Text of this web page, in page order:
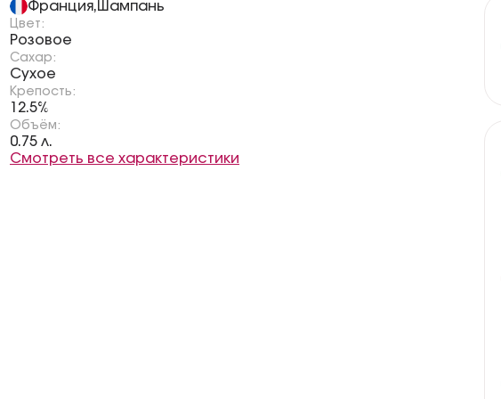
Франция,Шампань
Цвет:
Розовое
Сахар:
Сухое
Крепость:
12.5%
Объём:
0.75 л.
Смотреть все характеристики